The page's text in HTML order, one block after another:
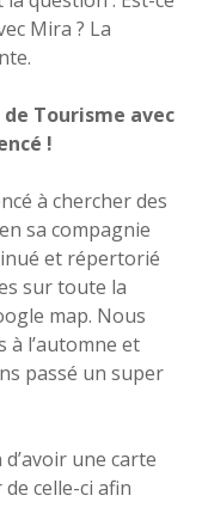
Mira ? La
Tourisme avec
!
à chercher des
sa compagnie
et répertorié
sur toute la
map. Nous
à l’automne et
passé un super
une carte
celle-ci afin